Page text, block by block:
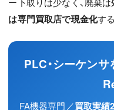
は専門買取店で現金化す
PLC・シーケン
FA機器専門／買取実績